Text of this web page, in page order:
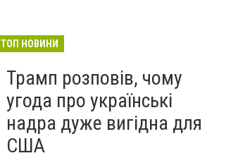
тривалого стресу: які
симптоми не варто
списувати на втому
НОВИНИ КОМПАНІЙ
4 серпня
ТОП НОВИНИ
Трамп розповів, чому
угода про українські
надра дуже вигідна для
США